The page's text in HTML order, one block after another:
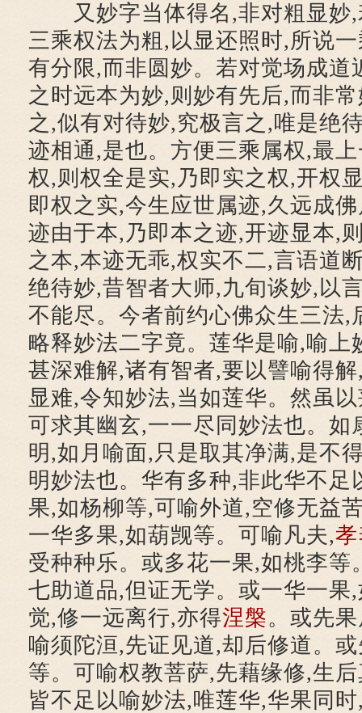
又妙字当体得名,非对粗显妙,
三乘权法为粗,以显还照时,所说
有分限,而非圆妙。若对觉场成道
之时远本为妙,则妙有先后,而非
之,似有对待妙,究极言之,唯是绝
迹相通,是也。方便三乘属权,最
权,则权全是实,乃即实之权,开权
即权之实,今生应世属迹,久远成
迹由于本,乃即本之迹,开迹显本,
之本,本迹无乖,权实不二,言语道
绝待妙,昔智者大师,九旬谈妙,以
不能尽。今者前约心佛众生三法,
略释妙法二字竟。莲华是喻,喻上
甚深难解,诸有智者,要以譬喻得
显难,令知妙法,当如莲华。然虽
可求其幽玄,一一尽同妙法也。如
明,如月喻面,只是取其净满,是不
明妙法也。华有多种,非此华不足
果,如杨柳等,可喻外道,空修无益
一华多果,如葫觊等。可喻凡夫,
受种种乐。或多花一果,如桃李等
七助道品,但证无学。或一华一果
觉,修一远离行,亦得涅槃。或先
喻须陀洹,先证见道,却后修道。
等。可喻权教菩萨,先藉缘修,生
皆不足以喻妙法,唯莲华,华果同